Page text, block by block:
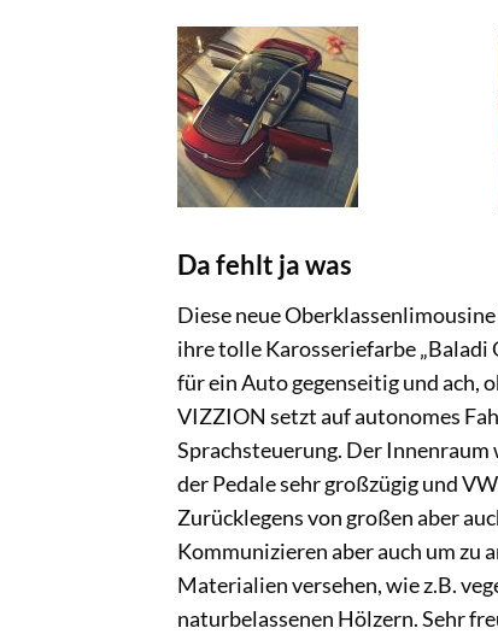
Da fehlt ja was
Diese neue
ihre tolle Karosseriefarbe „Baladi
für ein Auto gegenseitig und ach,
VIZZION setzt auf autonomes
Sprachsteuerung. Der
der Pedale sehr großzügig und
Zurücklegens von großen aber
Kommunizieren aber auch um zu
Materialien versehen, wie z.B.
naturbelassenen Hölzern. Sehr